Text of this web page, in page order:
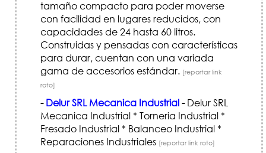
tamaño compacto para poder moverse
con facilidad en lugares reducidos, con
capacidades de 24 hasta 60 litros.
Construidas y pensadas con características
para durar, cuentan con una variada
gama de accesorios estándar. [reportar link
roto]
- Delur SRL Mecanica Industrial-Delur SRL
Mecanica Industrial * Torneria Industrial *
Fresado Industrial * Balanceo Industrial *
Reparaciones Industriales [reportar link roto]